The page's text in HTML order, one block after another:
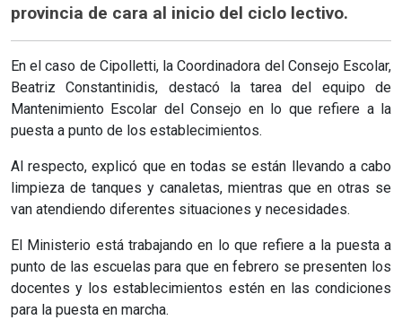
provincia de cara al inicio del ciclo lectivo.
En el caso de Cipolletti, la Coordinadora del Consejo Escolar,
Beatriz Constantinidis, destacó la tarea del equipo de
Mantenimiento Escolar del Consejo en lo que refiere a la
puesta a punto de los establecimientos.
Al respecto, explicó que en todas se están llevando a cabo
limpieza de tanques y canaletas, mientras que en otras se
van atendiendo diferentes situaciones y necesidades.
El Ministerio está trabajando en lo que refiere a la puesta a
punto de las escuelas para que en febrero se presenten los
docentes y los establecimientos estén en las condiciones
para la puesta en marcha.